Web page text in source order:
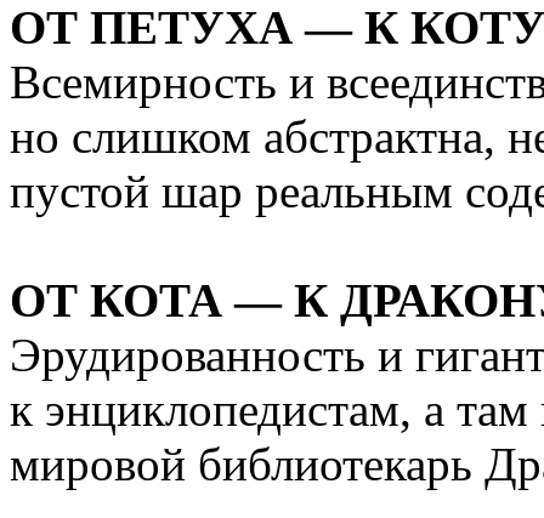
ОТ ПЕТУХА — К
Всемирность и
но слишком абстрактна,
пустой шар реальным
ОТ КОТА — К
Эрудированность и
к энциклопедистам, а
мировой библиотекарь